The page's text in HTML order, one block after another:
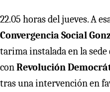
22.05 horas del jueves. A
Convergencia Social
tarima instalada en la
conRevolución
tras una intervención en